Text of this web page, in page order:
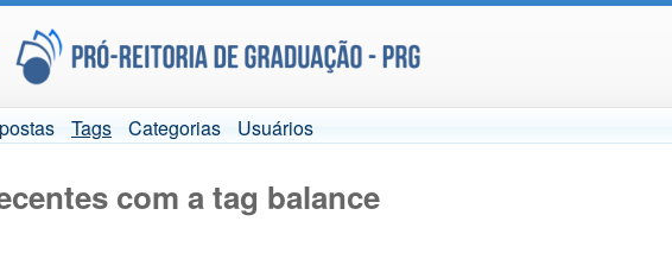
Tags Categorias Usuários
com a tag balance